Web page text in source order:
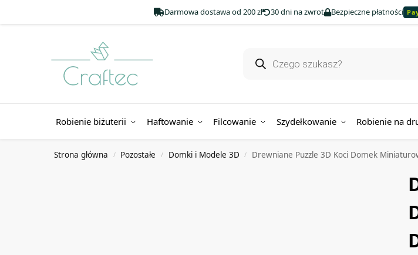
Darmowa dostawa od 200 zł 30 dni na zwrot Bezpieczne płatności
Robienie biżuterii Haftowanie Filcowanie Szydełkowanie Robienie na
Strona główna / Pozostałe / Domki i Modele 3D / Drewniane Puzzle 3D Koci Domek